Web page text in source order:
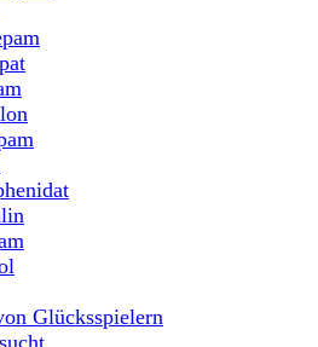
Glücksspielern